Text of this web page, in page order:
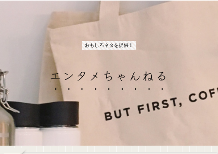
おもしろネタを提供！
エンタメちゃんねる